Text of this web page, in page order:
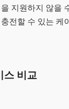
지원하지 않을
전할 수 있는 케
스 비교